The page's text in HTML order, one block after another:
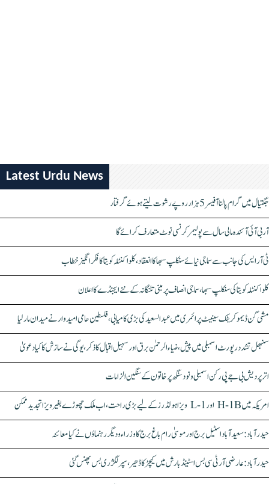
Latest Urdu News
جگتیال میں گرام پالنا آفیسر 5 ہزار روپے رشوت لیتے ہوئے گرفتار
آر بی آئی آئندہ مالی سال سے پولیمر کرنسی نوٹ متعارف کرائے گا
ٹی آر ایس کی جانب سے سماجی نیائے سنکلپ سبھا کا انعقاد، کلواکنٹلہ کویتا کا فکر انگیز خطاب
کلواکنٹلہ کویتا کی سنکلپ سبھا، سماجی انصاف پر مبنی تلنگانہ کے نئے ایجنڈے کا اعلان
مشی گن ڈیموکریٹک سینیٹ پرائمری میں عبدالسعید کی بڑی کامیابی، فلسطین حامی امیدوار نے میدان مار لیا
سنبھل تشدد رپورٹ اسمبلی میں پیش، ضیاء الرحمٰن برق اور سہیل اقبال کا ذکر، یوگی نے سازش کا کیا دعویٰ
اتر پردیش بی جے پی رکن اسمبلی ونود سنگھ پر خاتون کے سنگین الزامات
امریکہ میں H-1B اور L-1 ویزا ہولڈرز کے لیے بڑی راحت، اب ملک چھوڑے بغیر ویزا تجدید ممکن
حیدرآباد: سعیدآباد اسٹیل برج اور موسیٰ رام باغ برج کا وزراء و دیگر رہنماؤں نے کیا معائنہ
حیدرآباد: عارضی آر ٹی سی بس اسٹینڈ بارش میں کیچڑ کا ڈھیر، سپر لگژری بس پھنس گئی